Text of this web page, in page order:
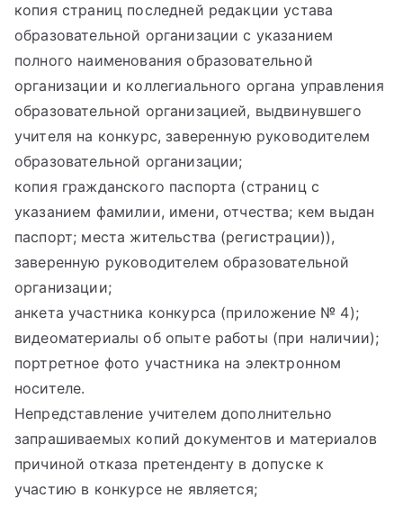
копия страниц последней редакции устава
образовательной организации с указанием
полного наименования образовательной
организации и коллегиального органа управления
образовательной организацией, выдвинувшего
учителя на конкурс, заверенную руководителем
образовательной организации;
копия гражданского паспорта (страниц с
указанием фамилии, имени, отчества; кем выдан
паспорт; места жительства (регистрации)),
заверенную руководителем образовательной
организации;
анкета участника конкурса (приложение № 4);
видеоматериалы об опыте работы (при наличии);
портретное фото участника на электронном
носителе.
Непредставление учителем дополнительно
запрашиваемых копий документов и материалов
причиной отказа претенденту в допуске к
участию в конкурсе не является;